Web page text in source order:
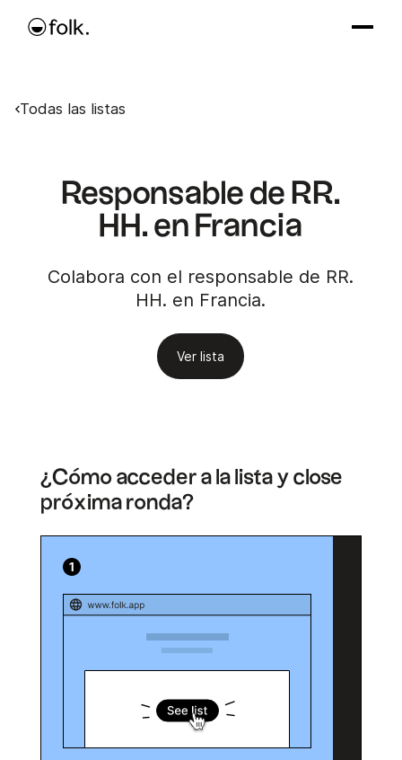
Todas las listas
Responsable de RR.
HH. en Francia
Colabora con el responsable de RR.
HH. en Francia.
Ver lista
¿Cómo acceder a la lista y close
próxima ronda?